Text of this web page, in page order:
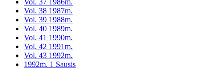
Vol. 37 1986m.
Vol. 38 1987m.
Vol. 39 1988m.
Vol. 40 1989m.
Vol. 41 1990m.
Vol. 42 1991m.
Vol. 43 1992m.
1992m. 1 Sausis